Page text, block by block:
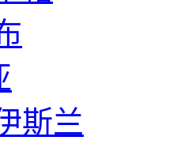
斯兰